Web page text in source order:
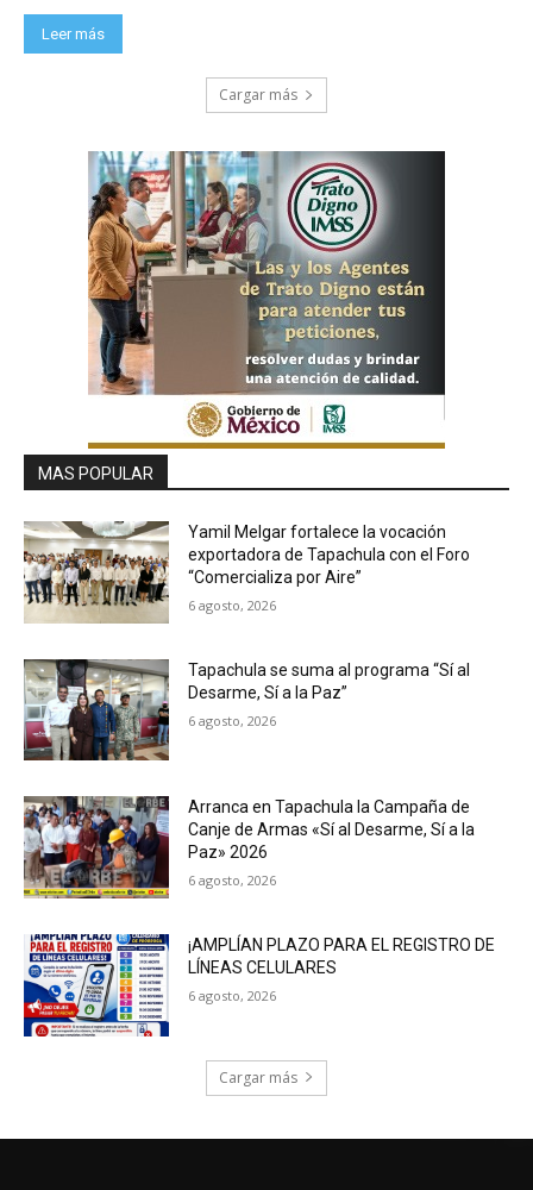
Leer más
Cargar más
MAS POPULAR
Yamil Melgar fortalece la vocación
exportadora de Tapachula con el Foro
“Comercializa por Aire”
6 agosto, 2026
Tapachula se suma al programa “Sí al
Desarme, Sí a la Paz”
6 agosto, 2026
Arranca en Tapachula la Campaña de
Canje de Armas «Sí al Desarme, Sí a la
Paz» 2026
6 agosto, 2026
¡AMPLÍAN PLAZO PARA EL REGISTRO DE
LÍNEAS CELULARES
6 agosto, 2026
Cargar más